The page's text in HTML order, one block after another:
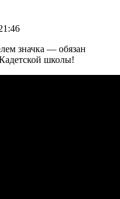
значка — обязан
школы!